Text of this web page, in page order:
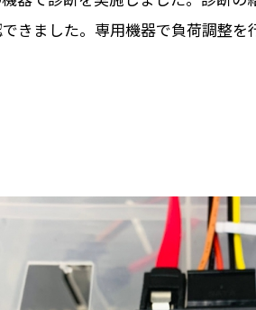
きました。専用機器で負荷調整